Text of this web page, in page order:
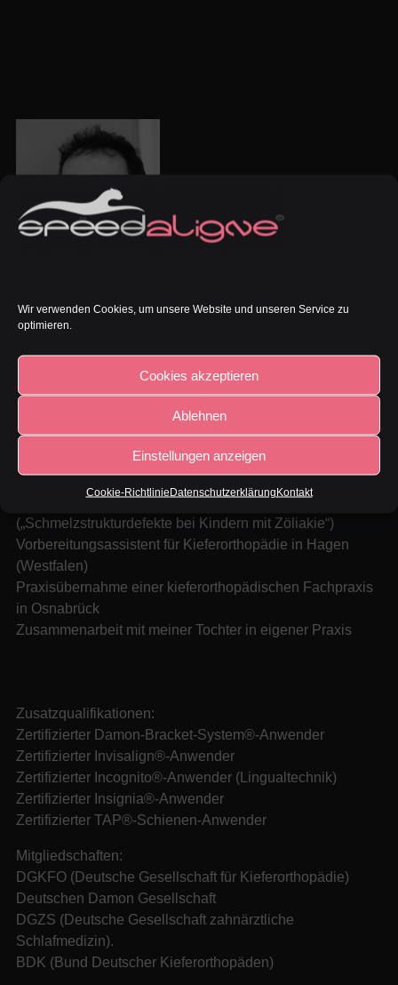
Wir verwenden Cookies, um unsere Website und unseren Service zu
optimieren.
Cookies akzeptieren
Ablehnen
Einstellungen anzeigen
Cookie-RichtlinieDatenschutzerklärungKontakt
Dr. Hubertus Seidler:
Studium der Zahnheilkunde in Erfurt und Leipzig
Weiterbildung zum Fachzahnarzt für Kieferorthopädie in
FZA-Prüfung März 1986
Promotion zu Dr. med. in Dresden
(„Schmelzstrukturdefekte bei Kindern mit Zöliakie“)
Vorbereitungsassistent für Kieferorthopädie in Hagen
(Westfalen)
Praxisübernahme einer kieferorthopädischen Fachpraxis
in Osnabrück
Zusammenarbeit mit meiner Tochter in eigener Praxis
Zusatzqualifikationen:
Zertifizierter Damon-Bracket-System®-Anwender
Zertifizierter Invisalign®-Anwender
Zertifizierter Incognito®-Anwender (Lingualtechnik)
Zertifizierter Insignia®-Anwender
Zertifizierter TAP®-Schienen-Anwender
Mitgliedschaften:
DGKFO (Deutsche Gesellschaft für Kieferorthopädie)
Deutschen Damon Gesellschaft
DGZS (Deutsche Gesellschaft zahnärztliche
Schlafmedizin).
BDK (Bund Deutscher Kieferorthopäden)